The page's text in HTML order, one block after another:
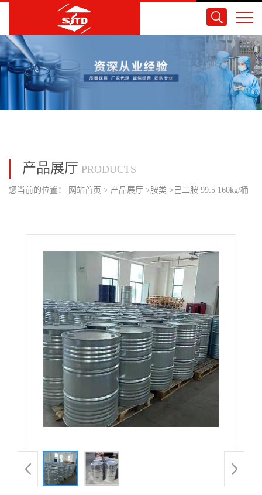
产品展厅 PRODUCTS
您当前的位置： 网站首页 > 产品展厅 >胺类 > 己二胺 99.5 160kg/桶